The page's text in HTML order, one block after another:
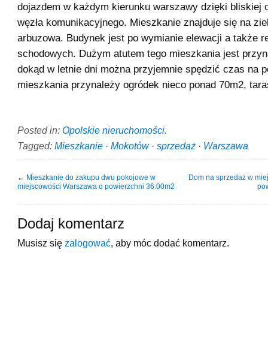
dojazdem w każdym kierunku warszawy dzięki bliskiej
węzła komunikacyjnego. Mieszkanie znajduje się na
arbuzowa. Budynek jest po wymianie elewacji a także
schodowych. Dużym atutem tego mieszkania jest
dokąd w letnie dni można przyjemnie spędzić czas na
mieszkania przynależy ogródek nieco ponad 70m2,
Posted in: Opolskie nieruchomości.
Tagged: Mieszkanie · Mokotów· sprzedaż · Warszawa
← Mieszkanie do zakupu dwu pokojowe w
miejscowości Warszawa o powierzchni 36.00m2
Dom na sprzedaż w
Dodaj komentarz
Musisz się zalogować , aby móc dodać komentarz.